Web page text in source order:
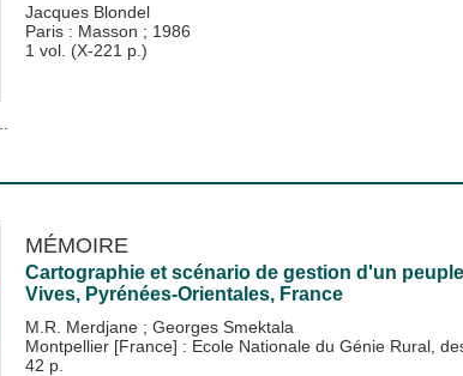
Jacques Blondel
Paris : Masson ; 1986
1 vol. (X-221 p.)
MÉMOIRE
Cartographie et scénario de gestion d'un
Vives, Pyrénées-Orientales, France
M.R. Merdjane ; Georges Smektala
Montpellier [France] : Ecole Nationale du Génie Rural,
42 p.